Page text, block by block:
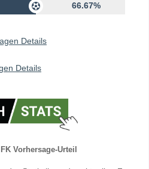
66.67%
Details
Details
Vorhersage-Urteil